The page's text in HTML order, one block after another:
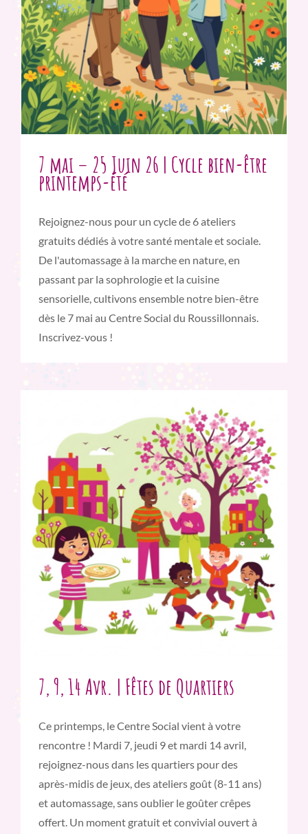
7 mai – 25 Juin 26 | Cycle bien-être
printemps-été
Rejoignez-nous pour un cycle de 6 ateliers
gratuits dédiés à votre santé mentale et sociale.
De l'automassage à la marche en nature, en
passant par la sophrologie et la cuisine
sensorielle, cultivons ensemble notre bien-être
dès le 7 mai au Centre Social du Roussillonnais.
Inscrivez-vous !
7, 9, 14 Avr. | Fêtes de Quartiers
Ce printemps, le Centre Social vient à votre
rencontre ! Mardi 7, jeudi 9 et mardi 14 avril,
rejoignez-nous dans les quartiers pour des
après-midis de jeux, des ateliers goût (8-11 ans)
et automassage, sans oublier le goûter crêpes
offert. Un moment gratuit et convivial ouvert à